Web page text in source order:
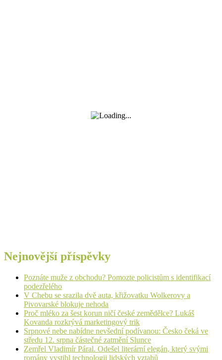
Nejnovější příspěvky
Poznáte muže z obchodu? Pomozte policistům s identifikací
podezřelého
V Chebu se srazila dvě auta, křižovatku Wolkerovy a
Pivovarské blokuje nehoda
Proč mléko za šest korun ničí české zemědělce? Lukáš
Kovanda rozkrývá marketingový trik
Srpnové nebe nabídne nevšední podívanou: Česko čeká ve
středu 12. srpna částečné zatmění Slunce
Zemřel Vladimír Páral. Odešel literární elegán, který svými
romány vystihl technologii lidských vztahů